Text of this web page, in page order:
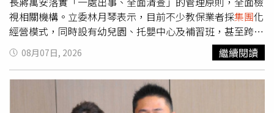
對文化為主題，由不同世代DJ帶領旅客走讀林森北路與晴
光商圈的舞廳歷史。老爺會館行程由DJ領路，以歷史走讀
與白日派對重溫昔日Disco熱潮，雙人住宿含遊程體驗與早
餐每晚3,599元起。（圖／林榮芳攝）行程中，旅客將前往
鹹酥雞酒吧「Razzle Dazzle」，參與白日DJ派對；接著走
進咖啡廳「聲色 Sounds Good」，聆賞經典黑膠、觸摸跨
時代的音樂載體，並體驗個人專屬的One take唱片直刻，將
視相關機構。立委林月琴表示，目前不少教保業者採集團化
經營模式，同時設有幼兒園、托嬰中心及補習班，甚至跨縣
市設立多處分園，因此政府不應再將兒虐事件視為單一園所
或個別教師的個案，而應從整體經營模式與監督制度進行檢
討。林月琴也提及培諾米達兒童性侵國賠案，批評台北市政
府在案件處理過程中態度消極。她指出，市府曾主張第一名
受害兒童離園後未再受害，因此沒有進一步調查義務，但隔
08月07日, 2026 繼續閱讀